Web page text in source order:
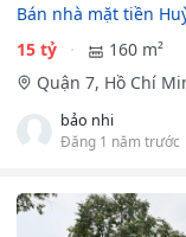
Bán nhà mặt tiền
15 tỷ
160 m²
Quận 7, Hồ Chí
bảo nhi
Đăng 1 năm trước